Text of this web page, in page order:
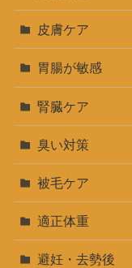
皮膚ケア
胃腸が敏感
腎臓ケア
臭い対策
被毛ケア
適正体重
避妊・去勢後